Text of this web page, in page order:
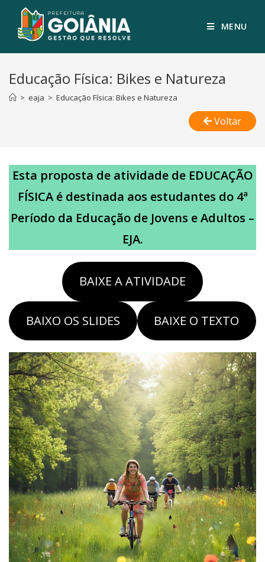
MENU
Educação Física: Bikes e Natureza
> eaja > Educação Física: Bikes e Natureza
Voltar
Esta proposta de atividade de EDUCAÇÃO
FÍSICA é destinada aos estudantes do 4ª
Período da Educação de Jovens e Adultos –
EJA.
BAIXE A ATIVIDADE
BAIXO OS SLIDES BAIXE O TEXTO